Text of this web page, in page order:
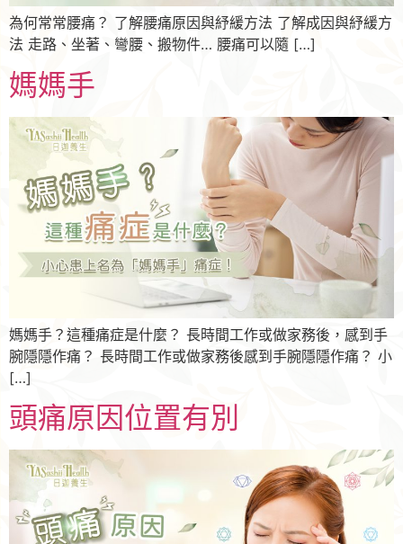
為何常常腰痛？ 了解腰痛原因與紓緩方法 了解成因與紓緩方
法 走路、坐著、彎腰、搬物件… 腰痛可以隨 […]
媽媽手
媽媽手？這種痛症是什麼？ 長時間工作或做家務後，感到手
腕隱隱作痛？ 長時間工作或做家務後感到手腕隱隱作痛？ 小
[…]
頭痛原因位置有別